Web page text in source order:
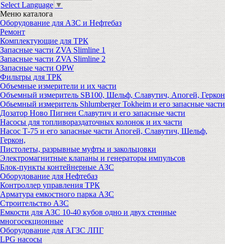
Select Language ▼
Меню каталога
Оборудование для АЗС и Нефтебаз
Ремонт
Комплектующие для ТРК
Запасные части ZVA Slimline 1
Запасные части ZVA Slimline 2
Запасные части OPW
Фильтры для ТРК
Объемные измерители и их части
Объемный измеритель SB100, Шельф, Славутич, Апогей, Геркон
Обьемный измеритель Shlumberger Tokheim и его запасные части
Дозатор Ново Пигнен Славутич и его запасные части
Насосы для топливораздаточных колонок и их части
Насос Т-75 и его запасные части Апогей, Славутич, Шельф,
Геркон,
Пистолеты, разрывные муфты и закольцовки
Электромагнитные клапаны и генераторы импульсов
Блок-пункты контейнерные АЗС
Оборудование для Нефтебаз
Контроллер управления ТРК
Арматура емкостного парка АЗС
Строительство АЗС
Емкости для АЗС 10-40 кубов одно и двух стенные
многосекционные
Оборудование для АГЗС ЛПГ
LPG насосы